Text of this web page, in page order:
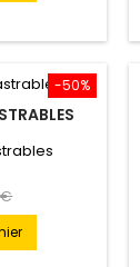
-50%
€